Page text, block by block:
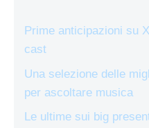
Prime anticipazioni su
cast
Una selezione delle
per ascoltare musica
Le ultime sui big